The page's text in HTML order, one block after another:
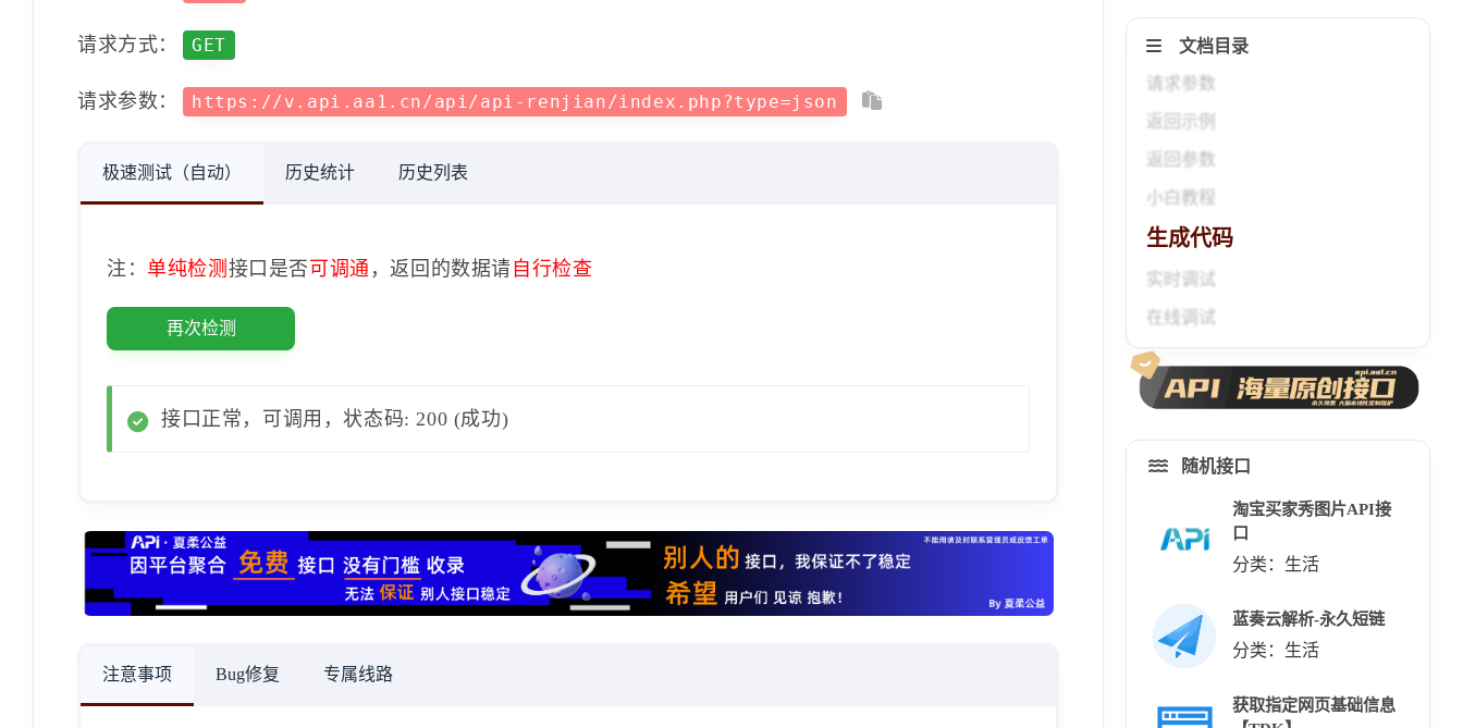
请求方式： GET
请求参数： https://v.api.aa1.cn/api/api-renjian/index.php?type=json
极速测试（自动） 历史统计 历史列表
注： 单纯检测 接口是否可调通 ，返回的数据请 自行检查
再次检测
接口正常，可调用，状态码: 200 (成功)
注意事项 Bug修复 专属线路
文档目录
请求参数
返回示例
返回参数
小白教程
生成代码
实时调试
在线调试
随机接口
淘宝买家秀图片API接
口
分类：生活
蓝奏云解析-永久短链
分类：生活
获取指定网页基础信息